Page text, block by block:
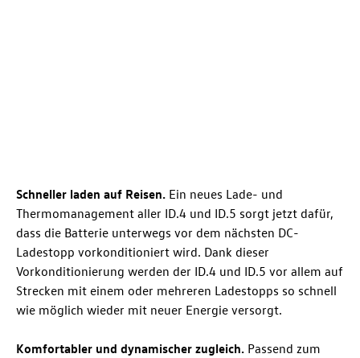
Schneller laden auf Reisen. Ein neues Lade- und
Thermomanagement aller ID.4 und ID.5 sorgt jetzt dafür,
dass die Batterie unterwegs vor dem nächsten DC-
Ladestopp vorkonditioniert wird. Dank dieser
Vorkonditionierung werden der ID.4 und ID.5 vor allem auf
Strecken mit einem oder mehreren Ladestopps so schnell
wie möglich wieder mit neuer Energie versorgt.
Komfortabler und dynamischer zugleich. Passend zum